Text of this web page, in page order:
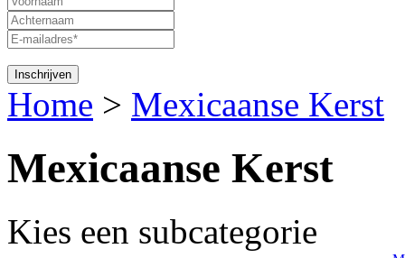
Home > Mexicaanse Kerst
Mexicaanse Kerst
Kies een subcategorie